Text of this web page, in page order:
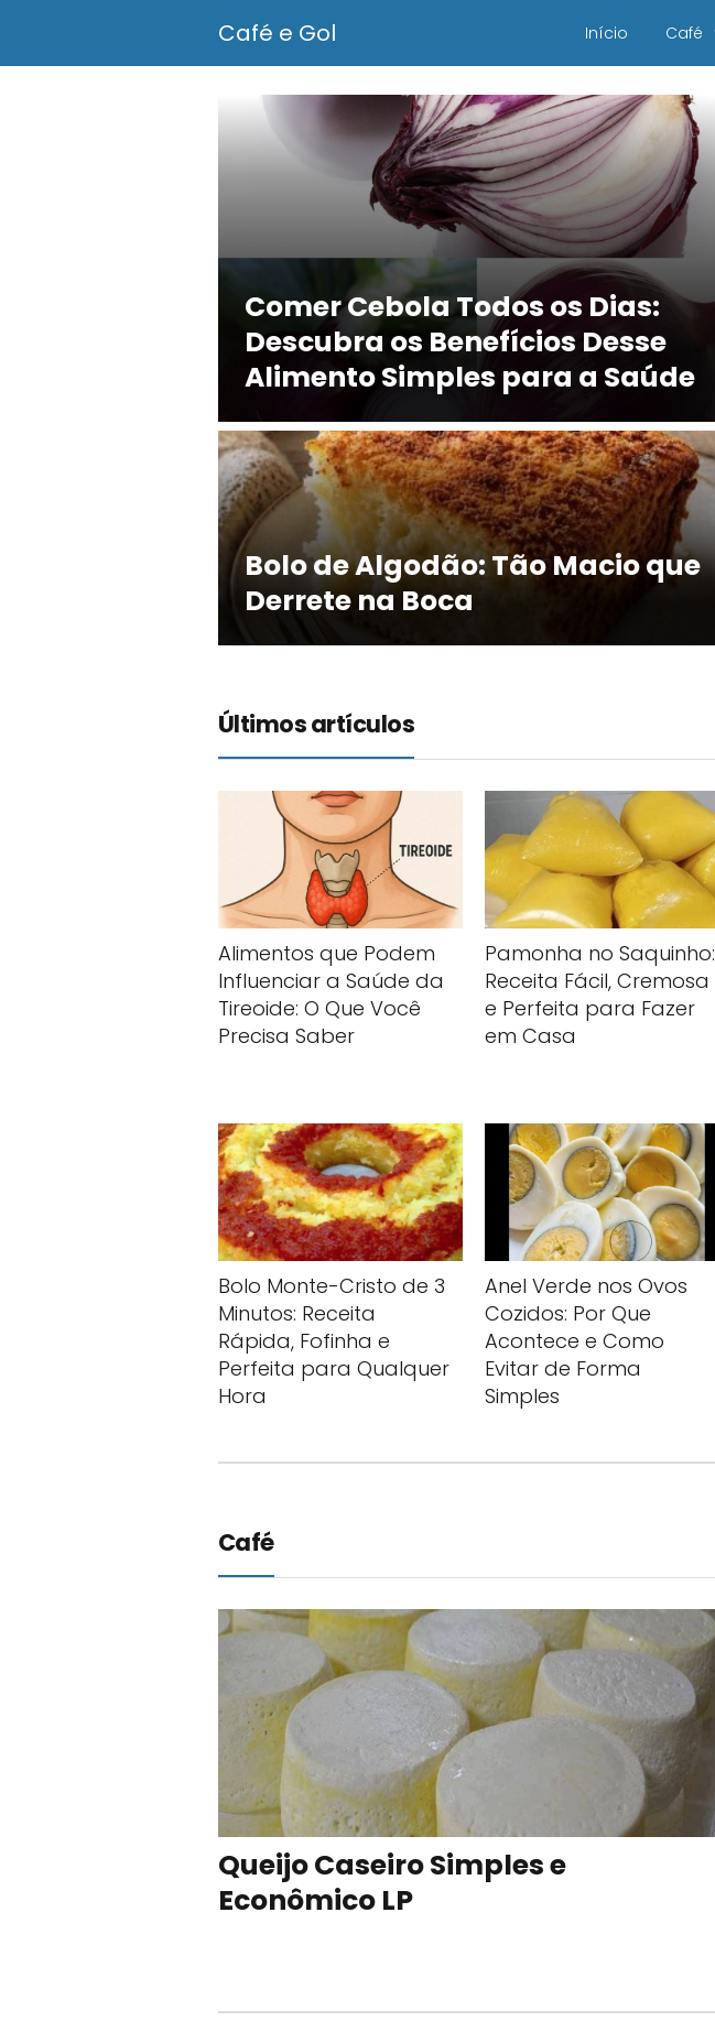
Café e Gol Início Café
Comer Cebola Todos os Dias:
Descubra os Benefícios Desse
Alimento Simples para a Saúde
Bolo de Algodão: Tão Macio que
Derrete na Boca
Últimos artículos
Alimentos que Podem
Influenciar a Saúde da
Tireoide: O Que Você
Precisa Saber
Pamonha no Saquinho:
Receita Fácil, Cremosa
e Perfeita para Fazer
em Casa
Bolo Monte-Cristo de 3
Minutos: Receita
Rápida, Fofinha e
Perfeita para Qualquer
Hora
Anel Verde nos Ovos
Cozidos: Por Que
Acontece e Como
Evitar de Forma
Simples
Café
Queijo Caseiro Simples e
Econômico LP